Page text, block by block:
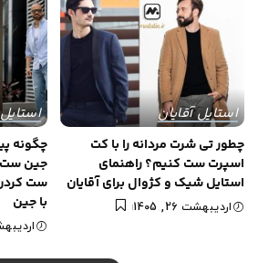
استایل آقایان
چطور تی شرت مردانه را با کت
اسپرت ست کنیم؟ راهنمای
استایل شیک و کژوال برای آقایان
اردیبهشت 26, 1405
چگونه
جین ست
ست
با جین
اردیبهشت